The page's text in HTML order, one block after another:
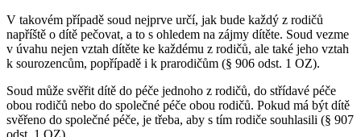
V takovém případě soud nejprve určí, jak bude každý z rodičů
napříště o dítě pečovat, a to s ohledem na zájmy dítěte. Soud vezme
v úvahu nejen vztah dítěte ke každému z rodičů, ale také jeho vztah
k sourozencům, popřípadě i k prarodičům (§ 906 odst. 1 OZ).
Soud může svěřit dítě do péče jednoho z rodičů, do střídavé péče
obou rodičů nebo do společné péče obou rodičů. Pokud má být dítě
svěřeno do společné péče, je třeba, aby s tím rodiče souhlasili (§ 907
odst. 1 OZ).